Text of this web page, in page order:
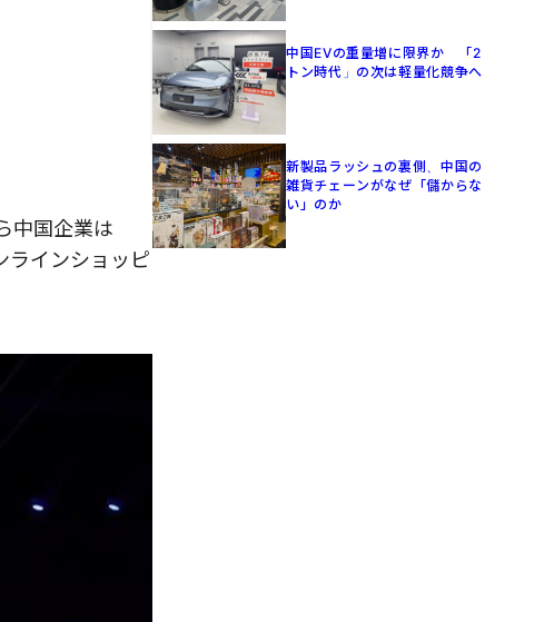
中国企業は
ラインショッピ
中国EVの重量増に限界か 「2
トン時代」の次は軽量化競争へ
新製品ラッシュの裏側、中国の
雑貨チェーンがなぜ「儲からな
い」のか